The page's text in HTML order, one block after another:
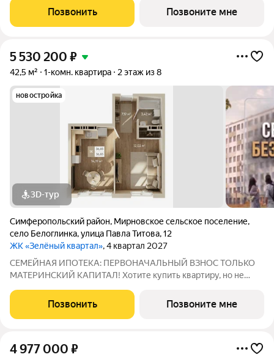
комплексе COSMOS STAY HIDDEN YALTA в Ялте проекте с
собственной курортной инфраструктурой,
Позвонить Позвоните мне
5 530 200 ₽
42,5 м² 1-комн. квартира 2 этаж из 8
новостройка
3D-тур
Симферопольский район, Мирновское сельское поселение,
село Белоглинка,улица Павла Титова,12
ЖК «Зелёный квартал», 4 квартал 2027
СЕМЕЙНАЯ ИПОТЕКА: ПЕРВОНАЧАЛЬНЫЙ ВЗНОС ТОЛЬКО
МАТЕРИНСКИЙ КАПИТАЛ! Хотите купить квартиру, но не
идеальное решение! Благодаря специальной цене всего 130
000 за квадратный метр, вы можете
Позвонить Позвоните мне
4 977 000 ₽